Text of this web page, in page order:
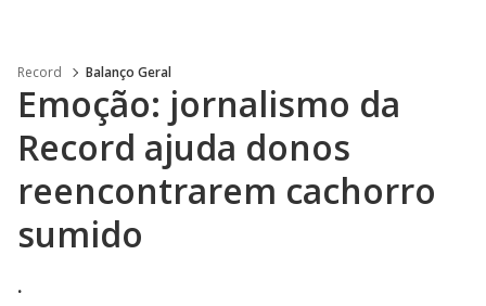
Record Balanço Geral
Emoção: jornalismo da
Record ajuda donos
reencontrarem cachorro
sumido
.